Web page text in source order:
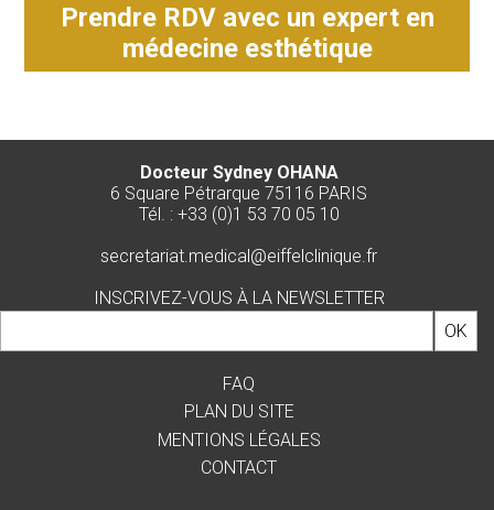
Prendre RDV avec un expert en
médecine esthétique
Docteur Sydney OHANA
6 Square Pétrarque 75116 PARIS
Tél. : +33 (0)1 53 70 05 10
secretariat.medical@eiffelclinique.fr
INSCRIVEZ-VOUS À LA NEWSLETTER
FAQ
PLAN DU SITE
MENTIONS LÉGALES
CONTACT